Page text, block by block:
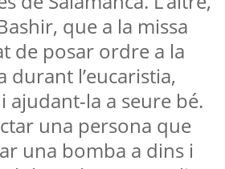
que a la missa
de posar ordre a la
durant l’eucaristia,
ajudant-la a seure bé.
una persona que
una bomba a dins i